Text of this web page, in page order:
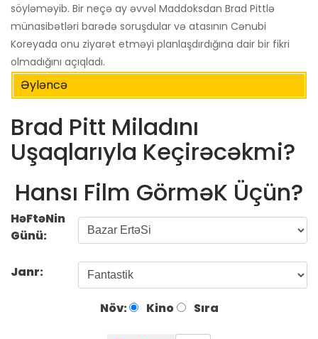
söyləməyib. Bir neçə ay əvvəl Maddoksdan Brad Pittlə
münasibətləri barədə soruşdular və atasının Cənubi
Koreyada onu ziyarət etməyi planlaşdırdığına dair bir fikri
olmadığını açıqladı.
Əyləncə
Brad Pitt Miladını
Uşaqlarıyla Keçirəcəkmi?
Hansı Film GörməK Üçün?
HəFtəNin
Günü:
Janr:
Növ: Kino Sıra